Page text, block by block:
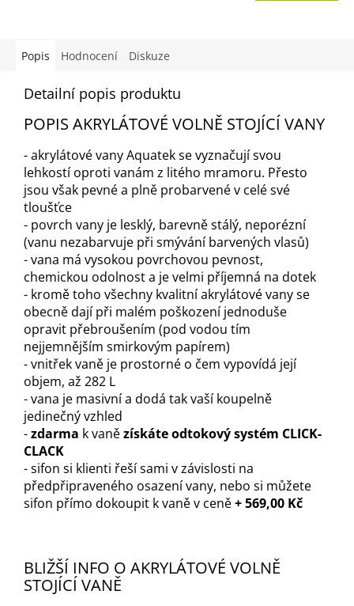
A
Popis Hodnocení Diskuze
Detailní popis produktu
POPIS AKRYLÁTOVÉ VOLNĚ STOJÍCÍ VANY
- akrylátové vany Aquatek se vyznačují svou
lehkostí oproti vanám z litého mramoru. Přesto
jsou však pevné a plně probarvené v celé své
tloušťce
- povrch vany je lesklý, barevně stálý, neporézní
(vanu nezabarvuje při smývání barvených vlasů)
- vana má vysokou povrchovou pevnost,
chemickou odolnost a je velmi příjemná na dotek
- kromě toho všechny kvalitní akrylátové vany se
obecně dají při malém poškození jednoduše
opravit přebroušením (pod vodou tím
nejjemnějším smirkovým papírem)
- vnitřek vaně je prostorné o čem vypovídá její
objem, až 282 L
- vana je masivní a dodá tak vaší koupelně
jedinečný vzhled
-zdarma k vanězískáte odtokový systém CLICK-
CLACK
- sifon si klienti řeší sami v závislosti na
předpřipraveného osazení vany, nebo si můžete
sifon přímo dokoupit k vaně v ceně+ 569,00 Kč
BLIŽŠÍ INFO O AKRYLÁTOVÉ VOLNĚ
STOJÍCÍ VANĚ